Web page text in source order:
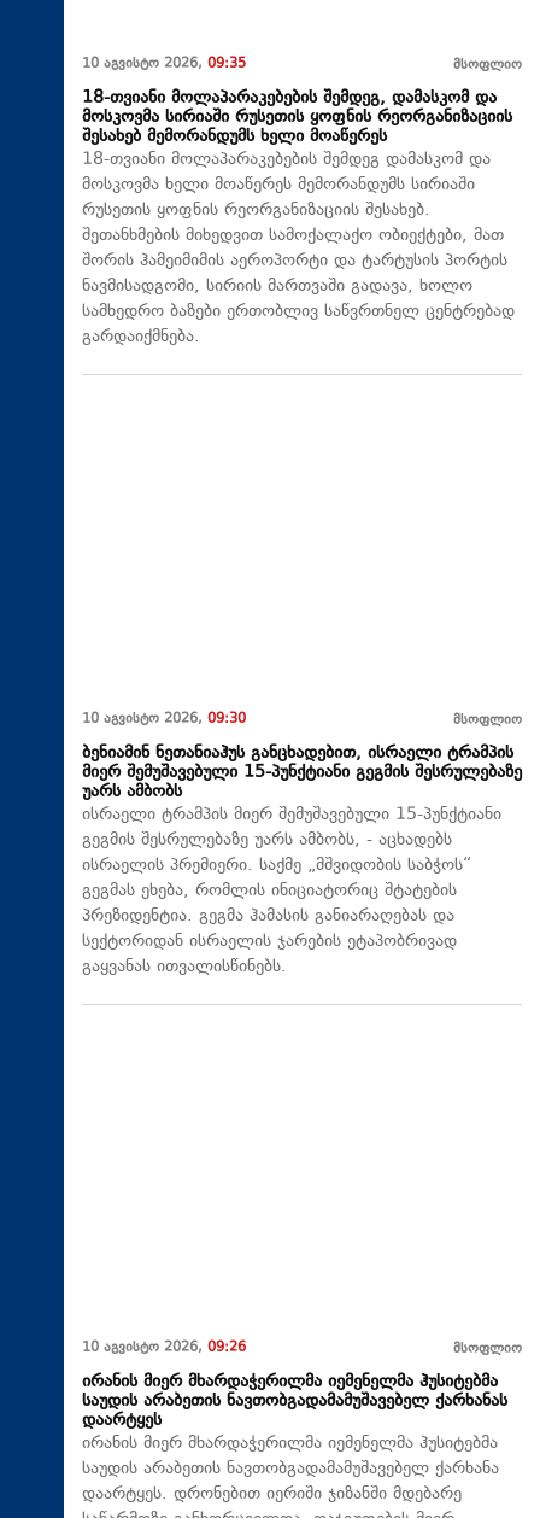
10 აგვისტო 2026, 09:35 მსოფლიო
18-თვიანი მოლაპარაკებების შემდეგ, დამასკომ და
მოსკოვმა სირიაში რუსეთის ყოფნის რეორგანიზაციის
შესახებ მემორანდუმს ხელი მოაწერეს
18-თვიანი მოლაპარაკებების შემდეგ დამასკომ და
მოსკოვმა ხელი მოაწერეს მემორანდუმს სირიაში
რუსეთის ყოფნის რეორგანიზაციის შესახებ.
შეთანხმების მიხედვით სამოქალაქო ობიექტები, მათ
შორის ჰამეიმიმის აეროპორტი და ტარტუსის პორტის
ნავმისადგომი, სირიის მართვაში გადავა, ხოლო
სამხედრო ბაზები ერთობლივ საწვრთნელ ცენტრებად
გარდაიქმნება.
10 აგვისტო 2026, 09:30 მსოფლიო
ბენიამინ ნეთანიაჰუს განცხადებით, ისრაელი ტრამპის
მიერ შემუშავებული 15-პუნქტიანი გეგმის შესრულებაზე
უარს ამბობს
ისრაელი ტრამპის მიერ შემუშავებული 15-პუნქტიანი
გეგმის შესრულებაზე უარს ამბობს, - აცხადებს
ისრაელის პრემიერი. საქმე „მშვიდობის საბჭოს“
გეგმას ეხება, რომლის ინიციატორიც შტატების
პრეზიდენტია. გეგმა ჰამასის განიარაღებას და
სექტორიდან ისრაელის ჯარების ეტაპობრივად
გაყვანას ითვალისწინებს.
10 აგვისტო 2026, 09:26 მსოფლიო
ირანის მიერ მხარდაჭერილმა იემენელმა ჰუსიტებმა
საუდის არაბეთის ნავთობგადამამუშავებელ ქარხანას
დაარტყეს
ირანის მიერ მხარდაჭერილმა იემენელმა ჰუსიტებმა
საუდის არაბეთის ნავთობგადამამუშავებელ ქარხანა
დაარტყეს. დრონებით იერიში ჯიზანში მდებარე